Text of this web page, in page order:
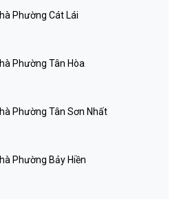
Phường Cát Lái
Phường Tân Hòa
Phường Tân Sơn Nhất
Phường Bảy Hiền